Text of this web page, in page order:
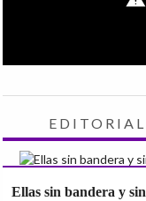
Ellas sin bandera y